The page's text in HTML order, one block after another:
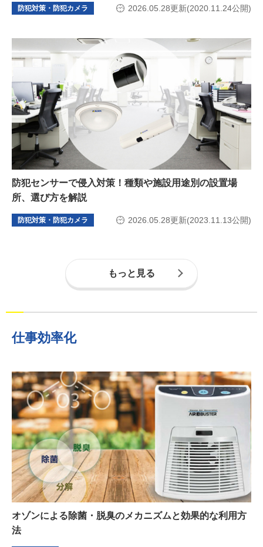
防犯対策・防犯カメラ 2026.05.28更新(2020.11.24公開)
防犯センサーで侵入対策！種類や施設用途別の設置場
所、選び方を解説
防犯対策・防犯カメラ 2026.05.28更新(2023.11.13公開)
もっと見る
仕事効率化
オゾンによる除菌・脱臭のメカニズムと効果的な利用方
法